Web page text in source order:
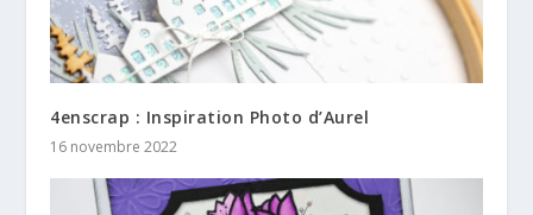
4enscrap : Inspiration Photo d’Aurel
16 novembre 2022